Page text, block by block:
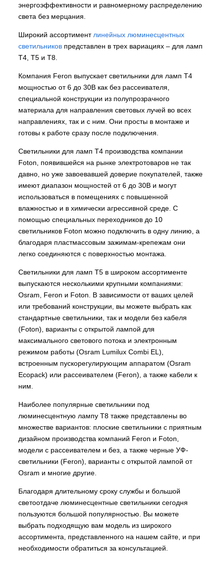
энергоэффективности и равномерному распределению
света без мерцания.
Широкий ассортимент линейных люминесцентных
светильников представлен в трех вариациях – для ламп
Т4, Т5 и Т8.
Компания Feron выпускает светильники для ламп Т4
мощностью от 6 до 30В как без рассеивателя,
специальной конструкции из полупрозрачного
материала для направления световых лучей во всех
направлениях, так и с ним. Они просты в монтаже и
готовы к работе сразу после подключения.
Светильники для ламп T4 производства компании
Foton, появившейся на рынке электротоваров не так
давно, но уже завоевавшей доверие покупателей, также
имеют диапазон мощностей от 6 до 30В и могут
использоваться в помещениях с повышенной
влажностью и в химически агрессивной среде. С
помощью специальных переходников до 10
светильников Foton можно подключить в одну линию, а
благодаря пластмассовым зажимам-крепежам они
легко соединяются с поверхностью монтажа.
Светильники для ламп Т5 в широком ассортименте
выпускаются несколькими крупными компаниями:
Osram, Feron и Foton. В зависимости от ваших целей
или требований конструкции, вы можете выбрать как
стандартные светильники, так и модели без кабеля
(Foton), варианты с открытой лампой для
максимального светового потока и электронным
режимом работы (Osram Lumilux Combi EL),
встроенным пускорегулирующим аппаратом (Osram
Ecopack) или рассеивателем (Feron), а также кабели к
ним.
Наиболее популярные светильники под
люминесцентную лампу Т8 также представлены во
множестве вариантов: плоские светильники с приятным
дизайном производства компаний Feron и Foton,
модели с рассеивателем и без, а также черные УФ-
светильники (Feron), варианты с открытой лампой от
Osram и многие другие.
Благодаря длительному сроку службы и большой
светоотдаче люминесцентные светильники сегодня
пользуются большой популярностью. Вы можете
выбрать подходящую вам модель из широкого
ассортимента, представленного на нашем сайте, и при
необходимости обратиться за консультацией.